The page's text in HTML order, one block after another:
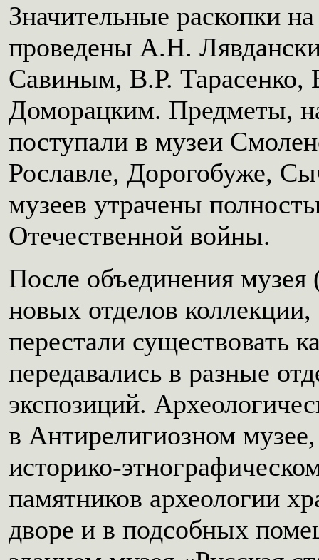
Значительные раскопки
проведены А.Н.
Савиным, В.Р.
Доморацким. Предметы,
поступали в музеи
Рославле, Дорогобуже,
музеев утрачены
Отечественной войны.
После объединения музея
новых отделов
перестали существовать
передавались в разные
экспозиций.
в Антирелигиозном
историко-
памятников археологии
дворе и в подсобных